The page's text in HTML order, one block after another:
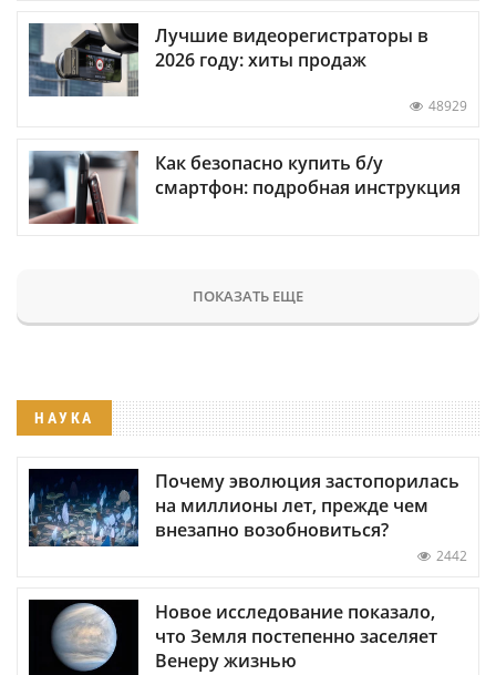
Лучшие видеорегистраторы в
2026 году: хиты продаж
48929
Как безопасно купить б/у
смартфон: подробная инструкция
ПОКАЗАТЬ ЕЩЕ
НАУКА
Почему эволюция застопорилась
на миллионы лет, прежде чем
внезапно возобновиться?
2442
Новое исследование показало,
что Земля постепенно заселяет
Венеру жизнью